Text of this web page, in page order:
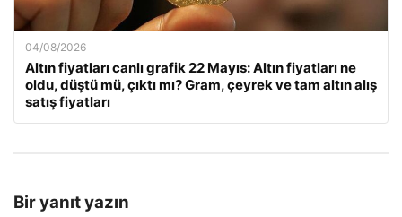
04/08/2026
Altın fiyatları canlı grafik 22 Mayıs: Altın fiyatları ne
oldu, düştü mü, çıktı mı? Gram, çeyrek ve tam altın alış
satış fiyatları
Bir yanıt yazın